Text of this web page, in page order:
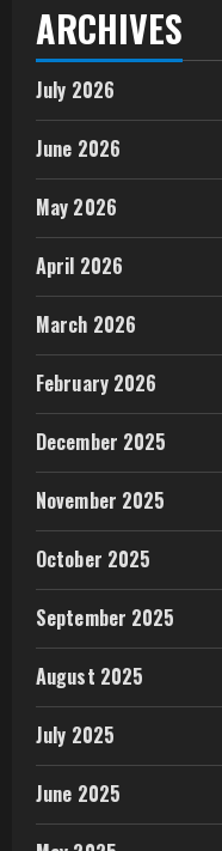
ARCHIVES
July 2026
June 2026
May 2026
April 2026
March 2026
February 2026
December 2025
November 2025
October 2025
September 2025
August 2025
July 2025
June 2025